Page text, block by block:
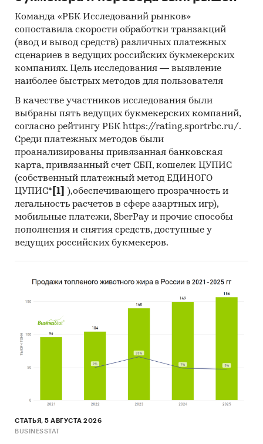
аналитика
Прогноз ГидМаркет. Современные
статистические методы прогнозирования с
поправкой на мнение экспертов.
Категории: Промышленность ... / Добыча
камня / Известняк
Россия
Команда «РБК Исследований рынков»
сопоставила скорости обработки транзакций
(ввод и вывод средств) различных платежных
сценариев в ведущих российских букмекерских
компаниях. Цель исследования — выявление
наиболее быстрых методов для пользователя
В качестве участников исследования были
выбраны пять ведущих букмекерских компаний,
согласно рейтингу РБК https://rating.sportrbc.ru/.
Среди платежных методов были
проанализированы привязанная банковская
карта, привязанный счет СБП, кошелек ЦУПИС
(собственный платежный метод ЕДИНОГО
ЦУПИС* [1]
),обеспечивающего прозрачность и
легальность расчетов в сфере азартных игр),
мобильные платежи, SberPay и прочие способы
пополнения и снятия средств, доступные у
ведущих российских букмекеров.
СТАТЬЯ, 5 АВГУСТА 2026
BUSINESSTAT